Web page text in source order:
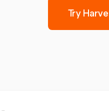
Try